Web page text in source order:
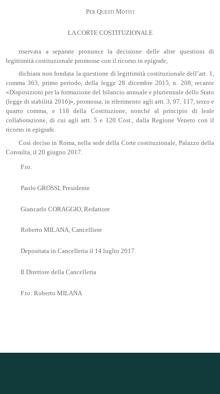
Per Questi Motivi
LA CORTE COSTITUZIONALE
riservata a separate pronunce la decisione delle altre questioni di
legittimità costituzionale promosse con il ricorso in epigrafe;
dichiara non fondata la questione di legittimità costituzionale dell’art. 1,
comma 363, primo periodo, della legge 28 dicembre 2015, n. 208, recante
«Disposizioni per la formazione del bilancio annuale e pluriennale dello Stato
(legge di stabilità 2016)», promossa, in riferimento agli artt. 3, 97, 117, terzo e
quarto comma, e 118 della Costituzione, nonché al principio di leale
collaborazione, di cui agli artt. 5 e 120 Cost., dalla Regione Veneto con il
ricorso in epigrafe.
Così deciso in Roma, nella sede della Corte costituzionale, Palazzo della
Consulta, il 20 giugno 2017.
F.to:
Paolo GROSSI, Presidente
Giancarlo CORAGGIO, Redattore
Roberto MILANA, Cancelliere
Depositata in Cancelleria il 14 luglio 2017.
Il Direttore della Cancelleria
F.to: Roberto MILANA